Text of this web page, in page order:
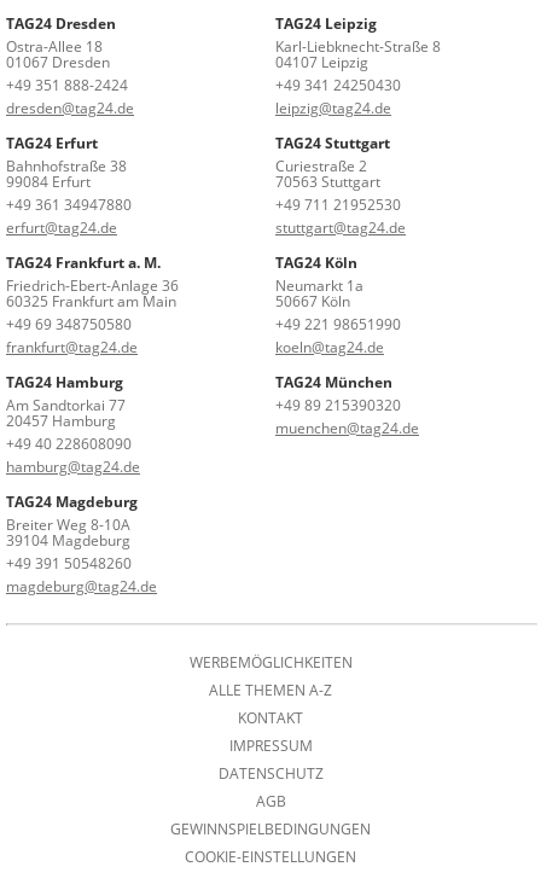
TAG24 Dresden
Ostra-Allee 18
01067 Dresden
+49 351 888-2424
dresden@tag24.de
TAG24 Leipzig
Karl-Liebknecht-Straße 8
04107 Leipzig
+49 341 24250430
leipzig@tag24.de
TAG24 Erfurt
Bahnhofstraße 38
99084 Erfurt
+49 361 34947880
erfurt@tag24.de
TAG24 Stuttgart
Curiestraße 2
70563 Stuttgart
+49 711 21952530
stuttgart@tag24.de
TAG24 Frankfurt a. M.
Friedrich-Ebert-Anlage 36
60325 Frankfurt am Main
+49 69 348750580
frankfurt@tag24.de
TAG24 Köln
Neumarkt 1a
50667 Köln
+49 221 98651990
koeln@tag24.de
TAG24 Hamburg
Am Sandtorkai 77
20457 Hamburg
+49 40 228608090
hamburg@tag24.de
TAG24 München
+49 89 215390320
muenchen@tag24.de
TAG24 Magdeburg
Breiter Weg 8-10A
39104 Magdeburg
+49 391 50548260
magdeburg@tag24.de
WERBEMÖGLICHKEITEN
ALLE THEMEN A-Z
KONTAKT
IMPRESSUM
DATENSCHUTZ
AGB
GEWINNSPIELBEDINGUNGEN
COOKIE-EINSTELLUNGEN